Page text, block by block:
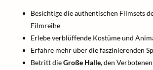
Besichtige die authentischen Filmsets
Filmreihe
Erlebe verblüffende Kostüme und
Erfahre mehr über die faszinierenden
Betritt dieGroße Halle, den